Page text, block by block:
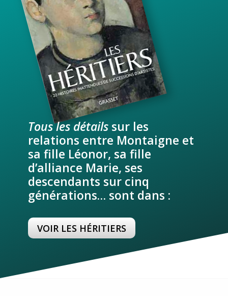
Tous les détailssur les
relations entre Montaigne et
sa fille Léonor, sa fille
d’alliance Marie, ses
descendants sur cinq
générations… sont dans :
VOIR LES HÉRITIERS